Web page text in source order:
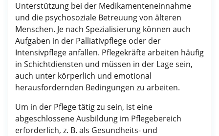
Unterstützung bei der Medikamenteneinnahme
und die psychosoziale Betreuung von älteren
Menschen. Je nach Spezialisierung können auch
Aufgaben in der Palliativpflege oder der
Intensivpflege anfallen. Pflegekräfte arbeiten häufig
in Schichtdiensten und müssen in der Lage sein,
auch unter körperlich und emotional
herausfordernden Bedingungen zu arbeiten.
Um in der Pflege tätig zu sein, ist eine
abgeschlossene Ausbildung im Pflegebereich
erforderlich, z. B. als Gesundheits- und